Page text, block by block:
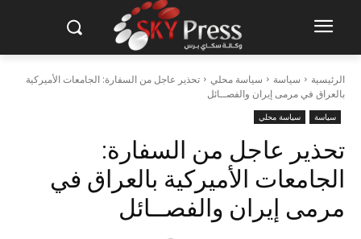
الرئيسية سياسة سياسة محلي
تحذير عاجل من السفارة: الجامعات الأميركية
بالعراق في مرمى إيران والفصــائل
سياسة سياسة محلي
تحذير عاجل من السفارة:
الجامعات الأميركية بالعراق في
مرمى إيران والفصــائل